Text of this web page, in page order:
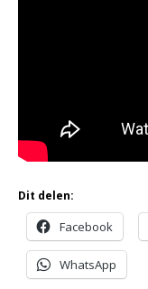
Dit delen:
Facebook
WhatsApp